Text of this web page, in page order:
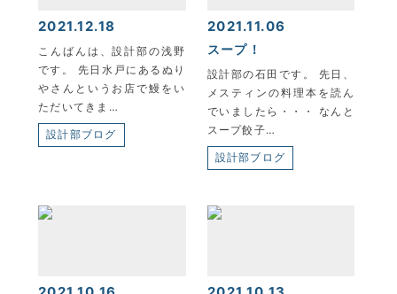
2021.12.18
こんばんは、設計部の浅野
です。 先日水戸にあるぬり
やさんというお店で鰻をい
ただいてきま…
設計部ブログ
2021.11.06
スープ！
設計部の石田です。 先日、
メスティンの料理本を読ん
でいましたら・・・ なんと
スープ餃子…
設計部ブログ